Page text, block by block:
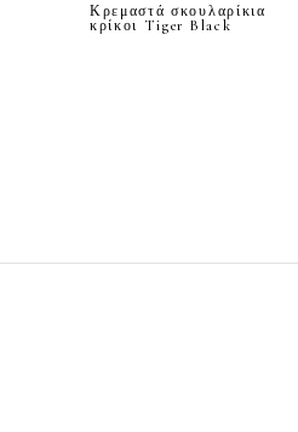
Κρεμαστά σκουλαρίκια
κρίκοι Tiger Black